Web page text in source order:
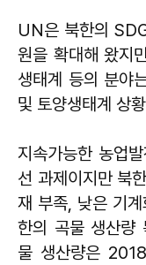
UN은 북한의
원을 확대해 왔지
생태계 등의 분야
및 토양생태계 상
지속가능한 농업
선 과제이지만 북
재 부족, 낮은 기
한의 곡물 생산량
물 생산량은